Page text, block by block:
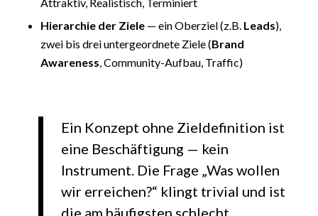
Hierarchie der Ziele— ein Oberziel (z.B. Leads),
zwei bis drei untergeordnete Ziele (Brand
Awareness , Community-Aufbau, Traffic)
Ein Konzept ohne Zieldefinition ist
eine Beschäftigung — kein
Instrument. Die Frage „Was wollen
wir erreichen?“ klingt trivial und ist
die am häufigsten schlecht